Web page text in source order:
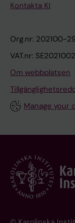
Kontakta KI
Org.nr: 202100-
VAT.nr:
Om webbplatsen
Manage your